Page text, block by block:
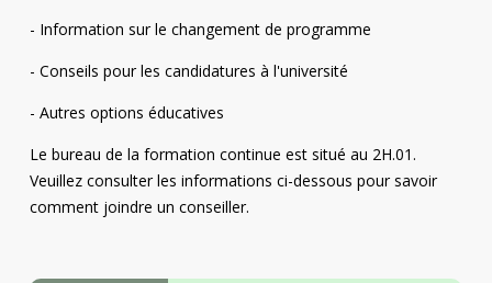
- Information sur le changement de programme
- Conseils pour les candidatures à l'université
- Autres options éducatives
Le bureau de la formation continue est situé au 2H.01.
Veuillez consulter les informations ci-dessous pour savoir
comment joindre un conseiller.